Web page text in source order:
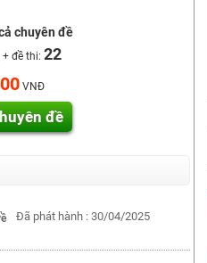
chuyên đề
đề thi: 22
VNĐ
đề
Đã phát hành : 30/04/2025